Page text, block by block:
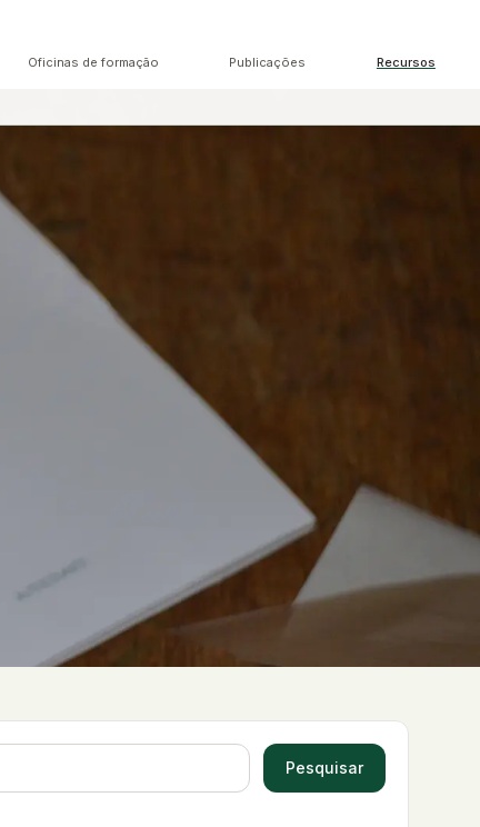
Oficinas de formação Publicações Recursos
Pesquisar